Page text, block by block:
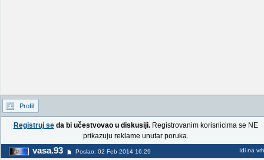
Profil
Registruj seda bi učestvovao u diskusiji.Registrovanim korisnicima se NE
prikazuju reklame unutar poruka.
vasa.93 Poslao: 02 Feb 2014 16:29 Idi na vrh